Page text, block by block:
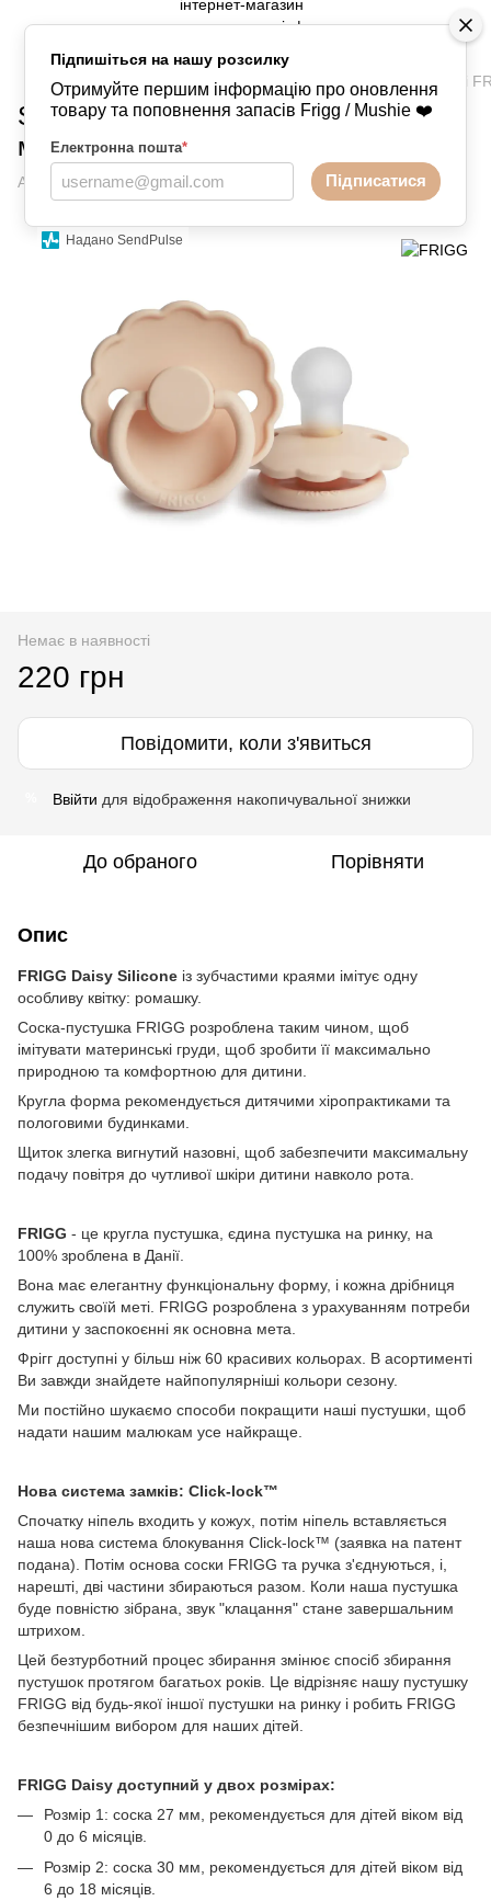
Підпишіться на нашу розсилку
Отримуйте першим інформацію про оновлення
товару та поповнення запасів Frigg / Mushie ❤️
Електронна пошта*
Підписатися
Надано SendPulse
Пустушки FRIGG - силіконові FRIGG - силіконові
Silicone Pink Cream Розмір 0-6
місяців
Артикул:60985530917178904 Написати відгук
Немає в наявності
220 грн
Повідомити, коли з'явиться
Ввійти для відображення накопичувальної знижки
До обраного Порівняти
Опис
FRIGG Daisy Silicone із зубчастими краями імітує одну
особливу квітку: ромашку.
Соска-пустушка FRIGG розроблена таким чином, щоб
імітувати материнські груди, щоб зробити її максимально
природною та комфортною для дитини.
Кругла форма рекомендується дитячими хіропрактиками та
пологовими будинками.
Щиток злегка вигнутий назовні, щоб забезпечити максимальну
подачу повітря до чутливої ​​шкіри дитини навколо рота.
FRIGG - це кругла пустушка, єдина пустушка на ринку, на
100% зроблена в Данії.
Вона має елегантну функціональну форму, і кожна дрібниця
служить своїй меті. FRIGG розроблена з урахуванням потреби
дитини у заспокоєнні як основна мета.
Фрігг доступні у більш ніж 60 красивих кольорах. В асортименті
Ви завжди знайдете найпопулярніші кольори сезону.
Ми постійно шукаємо способи покращити наші пустушки, щоб
надати нашим малюкам усе найкраще.
Нова система замків: Click-lock™
Спочатку ніпель входить у кожух, потім ніпель вставляється
наша нова система блокування Click-lock™ (заявка на патент
подана). Потім основа соски FRIGG та ручка з'єднуються, і,
нарешті, дві частини збираються разом. Коли наша пустушка
буде повністю зібрана, звук "клацання" стане завершальним
штрихом.
Цей безтурботний процес збирання змінює спосіб збирання
пустушок протягом багатьох років. Це відрізняє нашу пустушку
FRIGG від будь-якої іншої пустушки на ринку і робить FRIGG
безпечнішим вибором для наших дітей.
FRIGG Daisy доступний у двох розмірах:
Розмір 1: соска 27 мм, рекомендується для дітей віком від
0 до 6 місяців.
Розмір 2: соска 30 мм, рекомендується для дітей віком від
6 до 18 місяців.